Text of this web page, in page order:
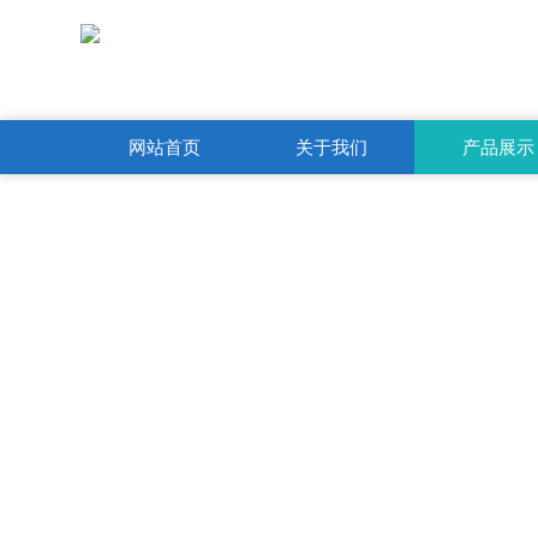
网站首页 关于我们 产品展示